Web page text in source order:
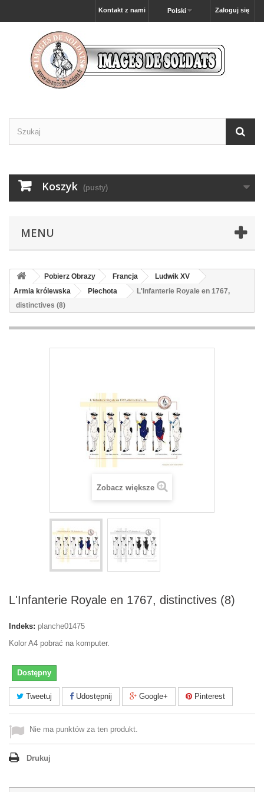
Zaloguj się
Polski
Kontakt z nami
Koszyk (pusty)
MENU
Pobierz Obrazy Francja
Ludwik XV
Armia królewska
Piechota
L'Infanterie Royale en 1767,
distinctives (8)
Zobacz większe
L'Infanterie Royale en 1767, distinctives (8)
Indeks: planche01475
Kolor A4 pobrać na komputer.
Dostępny
Tweetuj Udostępnij Google+ Pinterest
Nie ma punktów za ten produkt.
Drukuj